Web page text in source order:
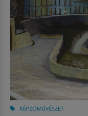
KÉPZŐMŰVÉSZET